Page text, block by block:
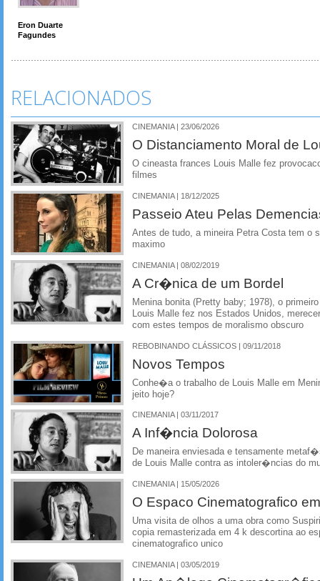
Eron Duarte
Fagundes
RELACIONADOS
CINEMANIA | 23/06/2026
O Distanciamento Moral de
O cineasta frances Louis Malle fez
filmes
CINEMANIA | 18/12/2025
Passeio Ateu Pelas
Antes de tudo, a mineira Petra Costa tem o
maximo
CINEMANIA | 08/02/2019
A Cr�nica de um Bordel
Menina bonita (Pretty baby; 1978), o
Louis Malle fez nos Estados Unidos,
com estes tempos de moralismo obscuro
REBOBINANDO CLÁSSICOS | 09/11/2018
Novos Tempos
Conhe�a o trabalho de Louis Malle em
jeito hoje?
CINEMANIA | 03/11/2017
A Inf�ncia Dolorosa
De maneira enviesada e tensamente
de Louis Malle contra as intoler�ncias do
CINEMANIA | 15/05/2026
O Espaco Cinematografico
Uma visita de olhos a uma obra como
copia remasterizada em 4 k descortina ao
cinematografico unico
CINEMANIA | 03/05/2019